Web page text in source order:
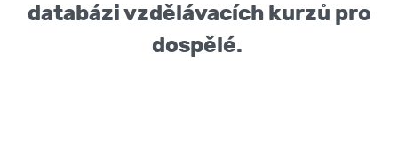
databázi vzdělávacích kurzů pro
dospělé.